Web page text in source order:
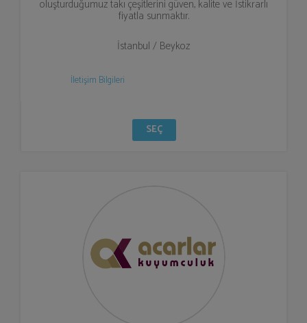
oluşturduğumuz takı çeşitlerini güven, kalite ve İstikrarlı
fiyatla sunmaktır.
İstanbul / Beykoz
İletişim Bilgileri
SEÇ